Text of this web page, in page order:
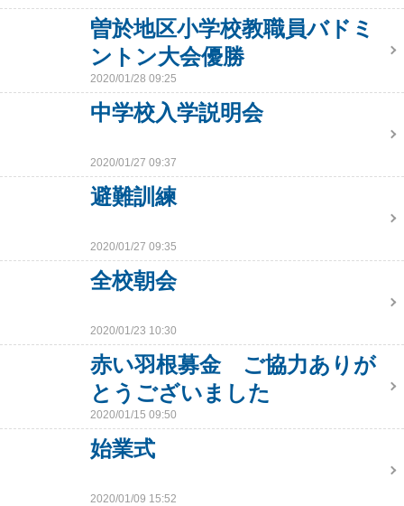
曽於地区小学校教職員バドミ
ントン大会優勝
2020/01/28 09:25
中学校入学説明会
2020/01/27 09:37
避難訓練
2020/01/27 09:35
全校朝会
2020/01/23 10:30
赤い羽根募金 ご協力ありが
とうございました
2020/01/15 09:50
始業式
2020/01/09 15:52